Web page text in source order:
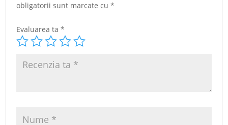
obligatorii sunt marcate cu*
Evaluarea ta*